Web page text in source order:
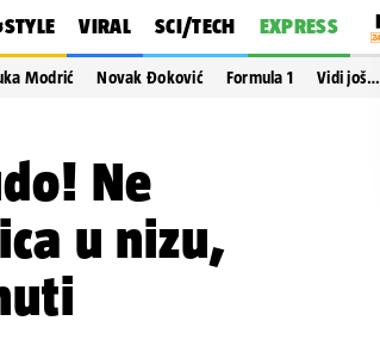
VIRAL SCI/TECH EXPRESS
Modrić Novak Đoković Formula 1 Vidi još…
Ne
u nizu,